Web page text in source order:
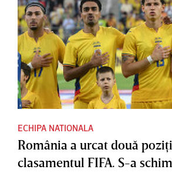
ECHIPA NATIONALA
România a urcat două
clasamentul FIFA. S-a